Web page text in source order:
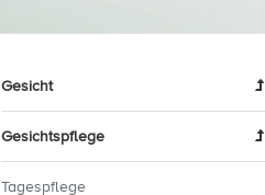
Gesicht
Gesichtspflege
Tagespflege